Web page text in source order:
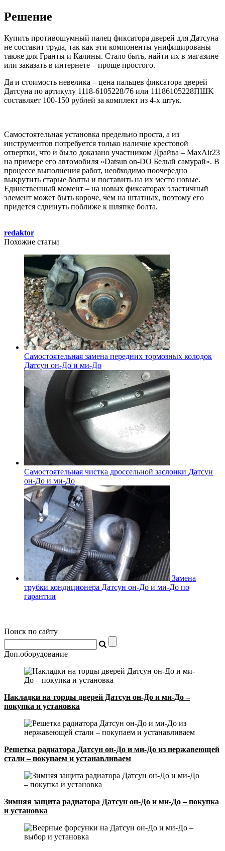
Решение
Купить противошумный палец фиксатора дверей для Датсуна
не составит труда, так как эти компоненты унифицированы
также для Гранты и Калины. Стало быть, найти их в магазине
или заказать в интернете – проще простого.
Да и стоимость невелика – цена пальцев фиксатора дверей
Датсуна по артикулу 1118-6105228/76 или 11186105228ПШK
составляет 100-150 рублей за комплект из 4-х штук.
Самостоятельная установка предельно проста, а из
инструментов потребуется только наличие крестовой
отвертки, что и было доказано участником Драйва – MaxAir23
на примере его автомобиля «Datsun on-DO Белый самурай». В
процессе выполнения работ, необходимо поочередно
выкрутить старые болты и поставить на их место новые.
Единственный момент – на новых фиксаторах эластичный
элемент может быть короче, чем на штатных, поэтому его
придется сдвинуть поближе к шляпке болта.
redaktor
Похожие статьи
Самостоятельная замена передних тормозных колодок
Датсун он-До и ми-До
Самостоятельная чистка дроссельной заслонки Датсун
он-До и ми-До
Замена
трубки кондиционера Датсун он-До и ми-До по
гарантии
Поиск по сайту
Доп.оборудование
Накладки на торцы дверей Датсун он-До и ми-До –
покупка и установка
Решетка радиатора Датсун он-До и ми-До из нержавеющей
стали – покупаем и устанавливаем
Зимняя защита радиатора Датсун он-До и ми-До – покупка
и установка